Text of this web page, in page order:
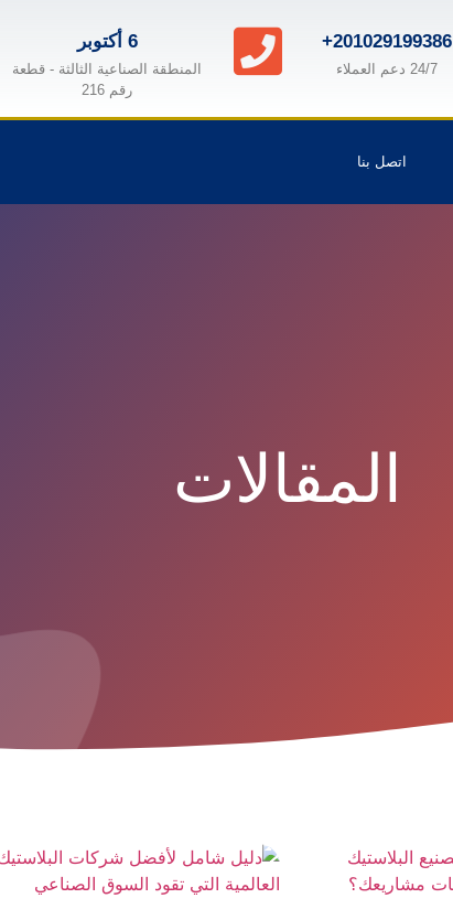
+201029199386
24/7 دعم العملاء
6 أكتوبر
المنطقة الصناعية الثالثة - قطعة
رقم 216
اتصل بنا
المقالات